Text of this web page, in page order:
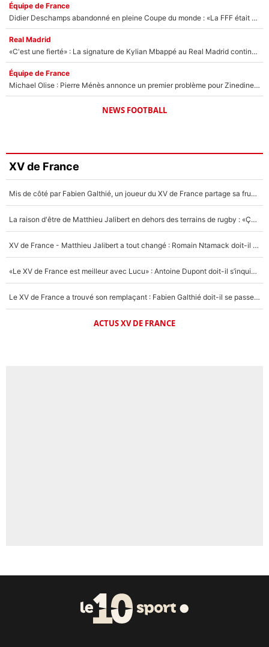
Équipe de France
Didier Deschamps abandonné en pleine Coupe du monde : «La FFF était déjà passée à Zinedine Zidane»
Real Madrid
«C'est une fierté» : La signature de Kylian Mbappé au Real Madrid continue de régaler l'Espagne
Équipe de France
Michael Olise : Pierre Ménès annonce un premier problème pour Zinedine Zidane en équipe de France
NEWS FOOTBALL
XV de France
Mis de côté par Fabien Galthié, un joueur du XV de France partage sa frustration : «ils ne me l’ont pas dit tout de suite»
La raison d'être de Matthieu Jalibert en dehors des terrains de rugby : «Ça m'atteint autant que si tu touches à un membre de ma famille»
XV de France - Matthieu Jalibert a tout changé : Romain Ntamack doit-il s’inquiéter pour sa place à un an de la Coupe du monde ?
«Le XV de France est meilleur avec Lucu» : Antoine Dupont doit-il s’inquiéter pour sa place ?
Le XV de France a trouvé son remplaçant : Fabien Galthié doit-il se passer d'Antoine Dupont ?
ACTUS XV DE FRANCE